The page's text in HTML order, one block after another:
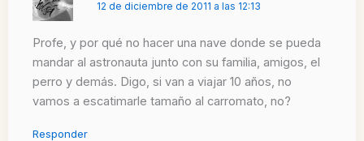
12 de diciembre de 2011 a las 12:13
Profe, y por qué no hacer una nave donde se pueda
mandar al astronauta junto con su familia, amigos, el
perro y demás. Digo, si van a viajar 10 años, no
vamos a escatimarle tamaño al carromato, no?
Responder